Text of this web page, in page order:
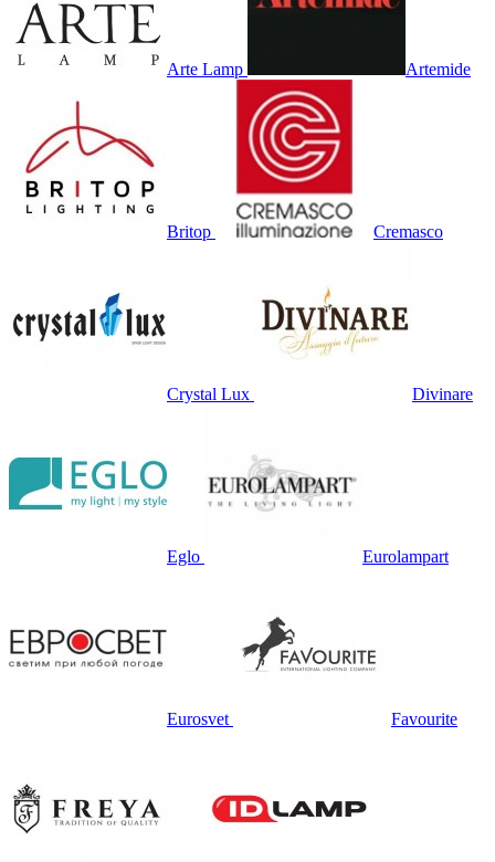
Arte Lamp Artemide
Britop Cremasco
Crystal Lux Divinare
Eglo Eurolampart
Eurosvet Favourite